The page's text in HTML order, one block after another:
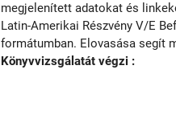
megjelenített adatokat és
Latin-Amerikai Részvény V/E
formátumban. Elovasása segít
Könyvvizsgálatát végzi :